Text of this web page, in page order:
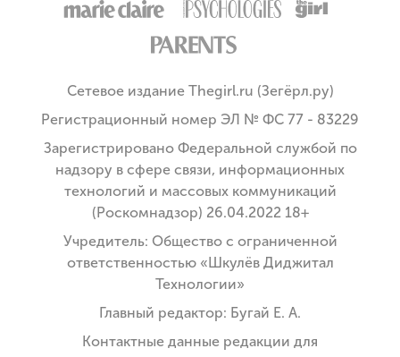
Сетевое издание Thegirl.ru (Зегёрл.ру)
Регистрационный номер ЭЛ № ФС 77 - 83229
Зарегистрировано Федеральной службой по
надзору в сфере связи, информационных
технологий и массовых коммуникаций
(Роскомнадзор) 26.04.2022 18+
Учредитель: Общество с ограниченной
ответственностью «Шкулёв Диджитал
Технологии»
Главный редактор: Бугай Е. А.
Контактные данные редакции для